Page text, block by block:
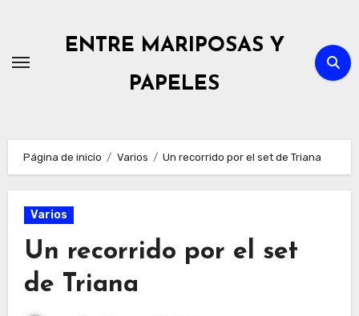
contenido
ENTRE MARIPOSAS Y
PAPELES
Página de inicio Varios Un recorrido por el set de Triana
Varios
Un recorrido por el set
de Triana